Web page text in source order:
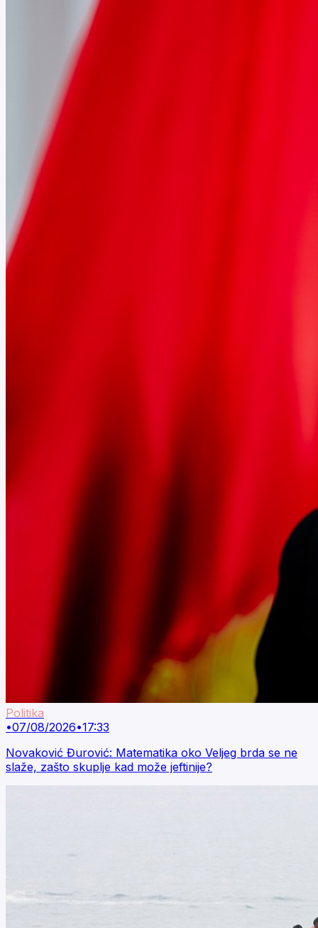
Politika
•07/08/2026•17:33
Novaković Đurović: Matematika oko Veljeg brda se ne
slaže, zašto skuplje kad može jeftinije?